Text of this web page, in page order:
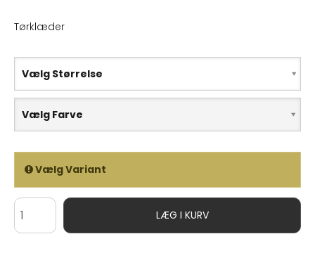
Tørklæder
Vælg Størrelse
Vælg Farve
Vælg Variant
LÆG I KURV